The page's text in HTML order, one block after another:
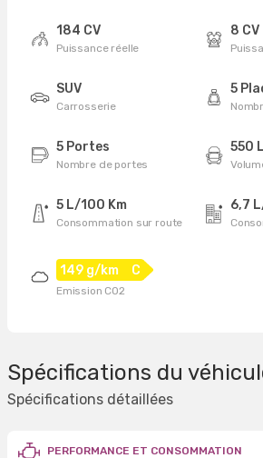
184 CV
Puissance réelle
8 CV
SUV
Carrosserie
5
5 Portes
Nombre de portes
550
5 L/100 Km
Consommation sur route
6,7
149 g/km C
Emission CO2
Spécifications du
Spécifications détaillées
PERFORMANCE ET CONSOMMATION